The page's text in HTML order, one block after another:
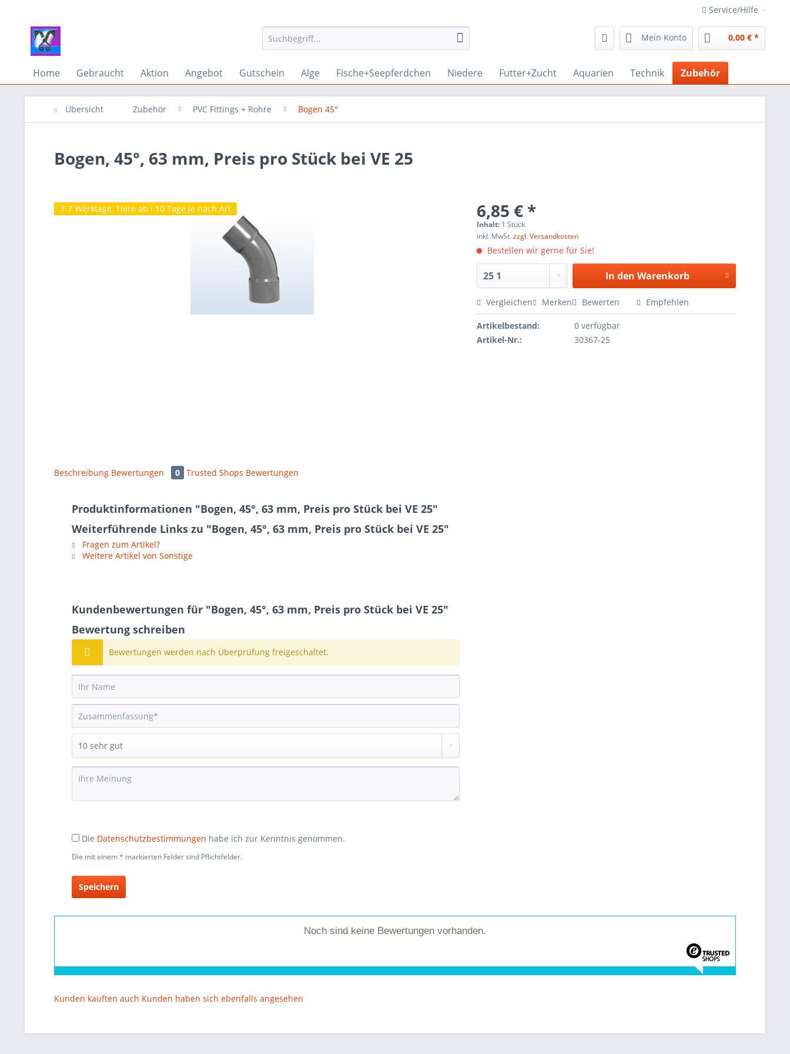
Service/Hilfe
Mein Konto 0,00 € *
Home Gebraucht Aktion Angebot Gutschein Alge Fische+Seepferdchen Niedere Futter+Zucht Aquarien Technik Zubehör
Übersicht Zubehör PVC Fittings + Rohre Bogen 45°
Bogen, 45°, 63 mm, Preis pro Stück bei VE 25
3-7 Werktage, Tiere ab ! 10 Tage je nach Art 6,85 € *
Inhalt: 1 Stück
inkl. MwSt.zzgl. Versandkosten
Bestellen wir gerne für Sie!
In den Warenkorb
Vergleichen Merken Bewerten Empfehlen
Artikelbestand:
0 verfügbar
Artikel-Nr.:
30367-25
Beschreibung Bewertungen 0 Trusted Shops Bewertungen
Produktinformationen "Bogen, 45°, 63 mm, Preis pro Stück bei VE 25"
Weiterführende Links zu "Bogen, 45°, 63 mm, Preis pro Stück bei VE 25"
Fragen zum Artikel?
Weitere Artikel von Sonstige
Kundenbewertungen für "Bogen, 45°, 63 mm, Preis pro Stück bei VE 25"
Bewertung schreiben
Bewertungen werden nach Überprüfung freigeschaltet.
Die Datenschutzbestimmungen habe ich zur Kenntnis genommen.
Die mit einem * markierten Felder sind Pflichtfelder.
Speichern
Noch sind keine Bewertungen vorhanden.
Kunden kauften auch Kunden haben sich ebenfalls angesehen